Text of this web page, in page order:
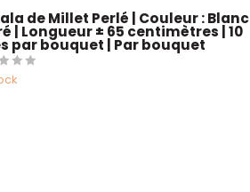
de Millet Perlé | Couleur : Blanc
| Longueur ± 65 centimètres | 10
par bouquet | Par bouquet